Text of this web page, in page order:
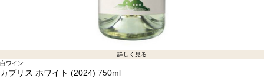
詳しく見る
白ワイン
カブリス ホワイト (2024) 750ml